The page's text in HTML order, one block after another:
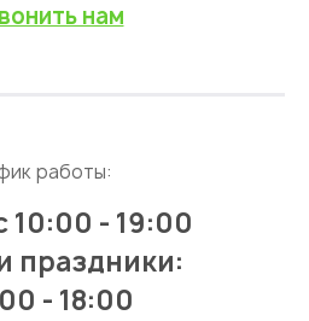
нам
работы:
10:00 - 19:00
праздники:
- 18:00